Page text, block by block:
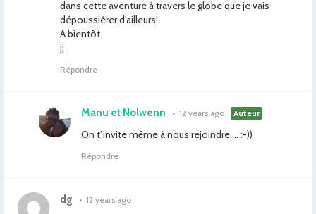
dans cette aventure à travers le globe que je vais
dépoussiérer d’ailleurs!
A bientôt
jj
Répondre
Manu et Nolwenn • 12 years ago Auteur
On t’invite même à nous rejoindre…. :-))
Répondre
dg • 12 years ago